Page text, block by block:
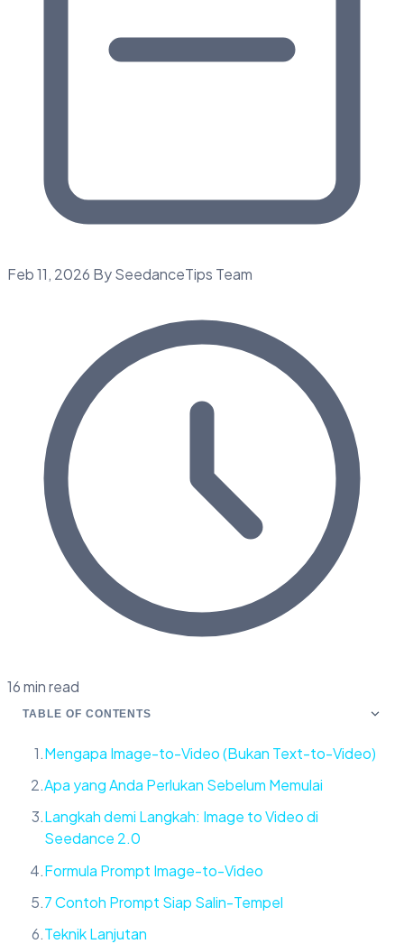
Feb 11, 2026 By SeedanceTips Team
16 min read
TABLE OF CONTENTS
Mengapa Image-to-Video (Bukan Text-to-Video)
Apa yang Anda Perlukan Sebelum Memulai
Langkah demi Langkah: Image to Video di
Seedance 2.0
Formula Prompt Image-to-Video
7 Contoh Prompt Siap Salin-Tempel
Teknik Lanjutan